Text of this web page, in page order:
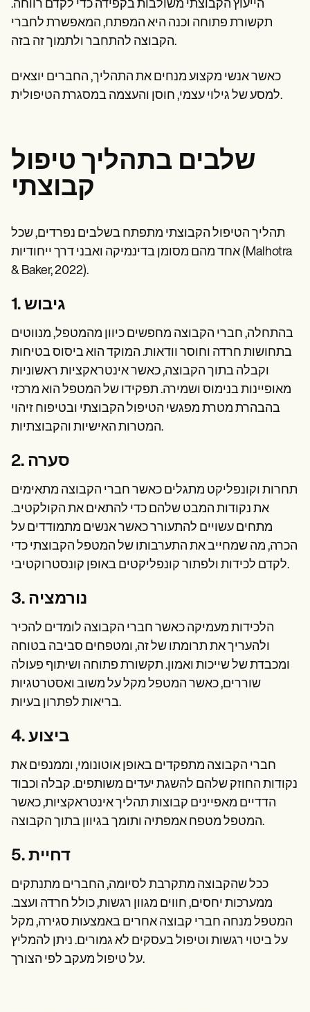
הייעוץ הקבוצתי משולבות בקפידה כדי לקדם רווחה.
תקשורת פתוחה וכנה היא המפתח, המאפשרת לחברי
הקבוצה להתחבר ולתמוך זה בזה.
כאשר אנשי מקצוע מנחים את התהליך, החברים יוצאים
למסע של גילוי עצמי, חוסן והעצמה במסגרת הטיפולית.
שלבים בתהליך טיפול
קבוצתי
תהליך הטיפול הקבוצתי מתפתח בשלבים נפרדים, שכל
אחד מהם מסומן בדינמיקה ואבני דרך ייחודיות (Malhotra
& Baker, 2022).
1. גיבוש
בהתחלה, חברי הקבוצה מחפשים כיוון מהמטפל, מנווטים
בתחושות חרדה וחוסר וודאות. המוקד הוא ביסוס בטיחות
וקבלה בתוך הקבוצה, כאשר אינטראקציות ראשוניות
מאופיינות בנימוס ושמירה. תפקידו של המטפל הוא מרכזי
בהבהרת מטרת מפגשי הטיפול הקבוצתי ובטיפוח זיהוי
המטרות האישיות והקבוצתיות.
2. סערה
תחרות וקונפליקט מתגלים כאשר חברי הקבוצה מתאימים
את נקודות המבט שלהם כדי להתאים את הקולקטיב.
מתחים עשויים להתעורר כאשר אנשים מתמודדים על
הכרה, מה שמחייב את התערבותו של המטפל הקבוצתי כדי
לקדם לכידות ולפתור קונפליקטים באופן קונסטרוקטיבי.
3. נורמציה
הלכידות מעמיקה כאשר חברי הקבוצה לומדים להכיר
ולהעריך את תרומתו של זה, ומטפחים סביבה בטוחה
ומכבדת של שייכות ואמון. תקשורת פתוחה ושיתוף פעולה
שוררים, כאשר המטפל מקל על משוב ואסטרטגיות
בריאות לפתרון בעיות.
4. ביצוע
חברי הקבוצה מתפקדים באופן אוטונומי, וממנפים את
נקודות החוזק שלהם להשגת יעדים משותפים. קבלה וכבוד
הדדיים מאפיינים קבוצות תהליך אינטראקציות, כאשר
המטפל מטפח אמפתיה ותומך בגיוון בתוך הקבוצה.
5. דחיית
ככל שהקבוצה מתקרבת לסיומה, החברים מתנתקים
ממערכות יחסים, חווים מגוון רגשות, כולל חרדה ועצב.
המטפל מנחה חברי קבוצה אחרים באמצעות סגירה, מקל
על ביטוי רגשות וטיפול בעסקים לא גמורים. ניתן להמליץ
על טיפול מעקב לפי הצורך.